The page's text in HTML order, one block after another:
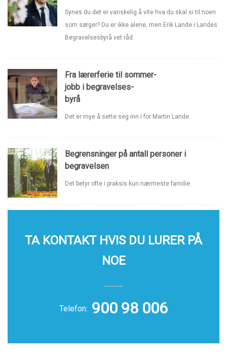
Synes du det er vanskelig å vite hva du skal si til noen
som sørger? Du er ikke alene, men Erik Lande i Landes
Begravelsesbyrå vet råd.
Fra lærerferie til sommer-
jobb i begravelses-
byrå
Det er mye å sette seg inn i for Martin Lande.
Begrensninger på antall personer i
begravelsen
Det betyr ofte i praksis kun nærmeste familie.
TA KONTAKT HVIS DU LURER PÅ
NOE
Telefon: 900 98 006